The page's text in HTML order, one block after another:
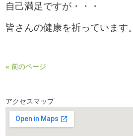
自己満足ですが・・・
皆さんの健康を祈っています。
« 前のページ
アクセスマップ